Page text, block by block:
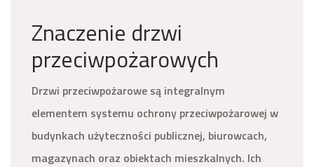
Znaczenie drzwi
przeciwpożarowych
Drzwi przeciwpożarowe są integralnym
elementem systemu ochrony przeciwpożarowej w
budynkach użyteczności publicznej, biurowcach,
magazynach oraz obiektach mieszkalnych. Ich